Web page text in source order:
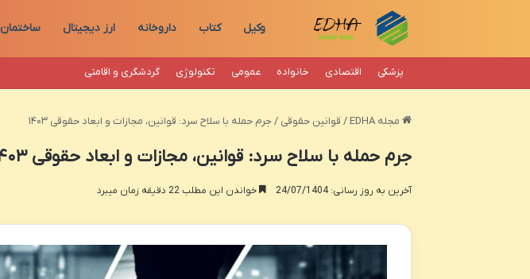
وکیل کتاب داروخانه ارز دیجیتال ساختمان
پزشکی اقتصادی خانواده عمومی تکنولوژی گردشگری و اقامتی
مجله EDHA / قوانین حقوقی / جرم حمله با سلاح سرد: قوانین، مجازات و ابعاد حقوقی ۱۴۰۳
جرم حمله با سلاح سرد: قوانین، مجازات و ابعاد حقوقی ۱۴۰۳
آخرین به روز رسانی: 24/07/1404 خواندن این مطلب 22 دقیقه زمان میبرد